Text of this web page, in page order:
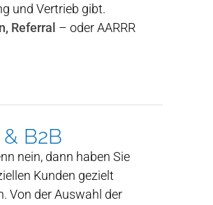
und Vertrieb gibt.
Referral – oder AARRR
B2B
nein, dann haben Sie
Kunden gezielt
Von der Auswahl der